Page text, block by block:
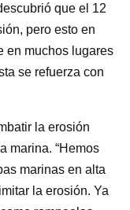
que el 12
pero esto en
en muchos lugares
se refuerza con
la erosión
marina. “Hemos
marinas en alta
la erosión. Ya